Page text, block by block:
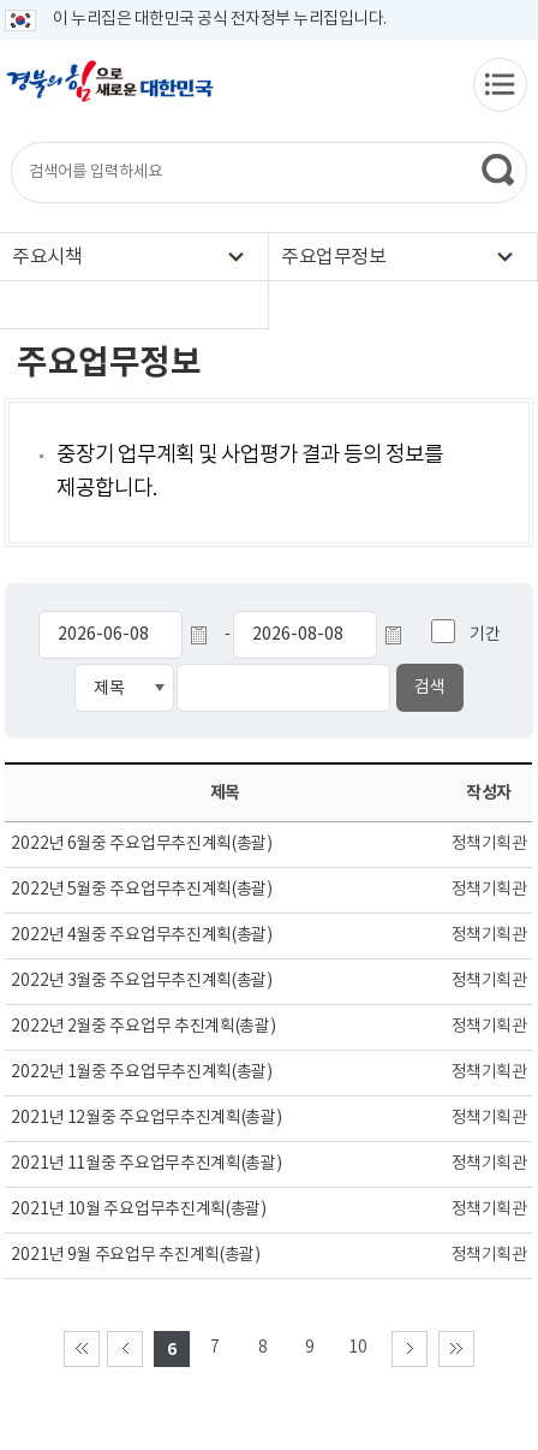
이 누리집은 대한민국 공식 전자정부 누리집입니다.
주요시책 주요업무정보
주요업무정보
중장기 업무계획 및 사업평가 결과 등의 정보를
제공합니다.
- 기간
제목 작성자
2022년 6월중 주요업무추진계획(총괄) 정책기획관
2022년 5월중 주요업무추진계획(총괄) 정책기획관
2022년 4월중 주요업무추진계획(총괄) 정책기획관
2022년 3월중 주요업무추진계획(총괄) 정책기획관
2022년 2월중 주요업무 추진계획(총괄) 정책기획관
2022년 1월중 주요업무추진계획(총괄) 정책기획관
2021년 12월중 주요업무추진계획(총괄) 정책기획관
2021년 11월중 주요업무추진계획(총괄) 정책기획관
2021년 10월 주요업무추진계획(총괄) 정책기획관
2021년 9월 주요업무 추진계획(총괄) 정책기획관
6 7 8 9 10